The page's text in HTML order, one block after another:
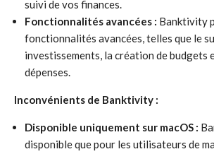
suivi de vos finances.
Fonctionnalités avancées : Banktivity
fonctionnalités avancées, telles que le
investissements, la création de budgets
dépenses.
Inconvénients de Banktivity :
Disponible uniquement sur macOS :
disponible que pour les utilisateurs de